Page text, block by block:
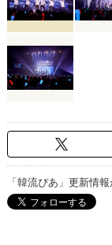
「韓流ぴあ」更新情